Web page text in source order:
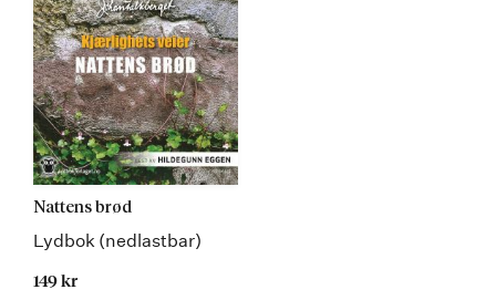
Nattens brød
Lydbok (nedlastbar)
149 kr